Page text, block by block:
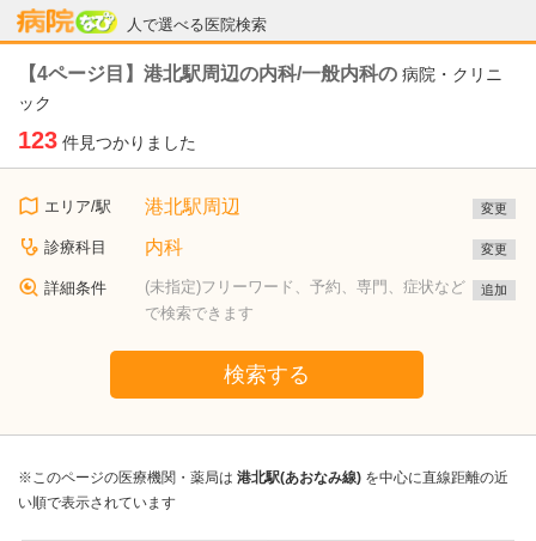
人で選べる医院検索
病院なび
【4ページ目】港北駅周辺の内科/一般内科の 病院・クリニ
ック
123 件見つかりました
エリア/駅 港北駅周辺 変更
診療科目 内科 変更
詳細条件
(未指定)フリーワード、予約、専門、症状など
で検索できます
追加
検索する
※このページの医療機関・薬局は 港北駅(あおなみ線) を中心に直線距離の近
い順で表示されています